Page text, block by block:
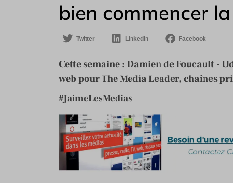
bien commencer
Twitter LinkedIn Facebook
Cette semaine : Damien de Foucault -
web pour The Media Leader, chaînes
#JaimeLesMedias